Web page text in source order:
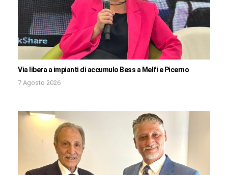
Via libera a impianti di accumulo Bess a Melfi e Picerno
7 Agosto 2026